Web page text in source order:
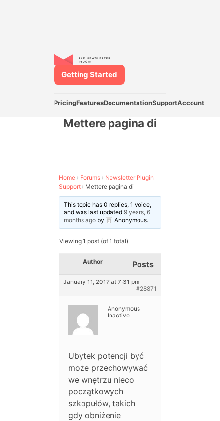
PricingFeaturesDocumentationSupportAccount
Getting Started
Mettere pagina di
Home › Forums › Newsletter Plugin
Support › Mettere pagina di
This topic has 0 replies, 1 voice,
and was last updated9 years, 6
months ago by Anonymous.
Viewing 1 post (of 1 total)
Author Posts
January 11, 2017 at 7:31 pm
#28871
Anonymous
Inactive
Ubytek potencji być
może przechowywać
we wnętrzu nieco
początkowych
szkopułów, takich
gdy obniżenie